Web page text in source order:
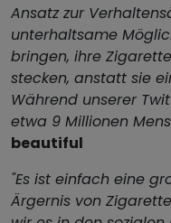
Ansatz zur
unterhaltsame
bringen, ihre
stecken, anstatt sie
Während unserer
etwa 9 Millionen
beautiful
"Es ist einfach eine
Ärgernis von